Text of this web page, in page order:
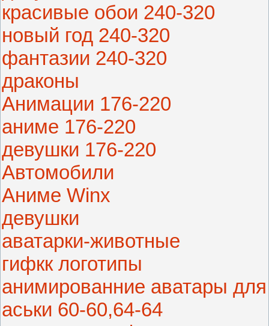
красивые обои 240-320
новый год 240-320
фантазии 240-320
драконы
Анимации 176-220
аниме 176-220
девушки 176-220
Автомобили
Аниме Winx
девушки
аватарки-животные
гифкк логотипы
анимированние аватары для
аськи 60-60,64-64